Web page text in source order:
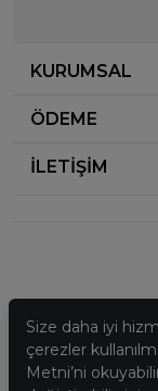
KURUMSAL
ÖDEME
İLETİŞİM
© 2023
Size daha iyi
çerezler
Metni’ni